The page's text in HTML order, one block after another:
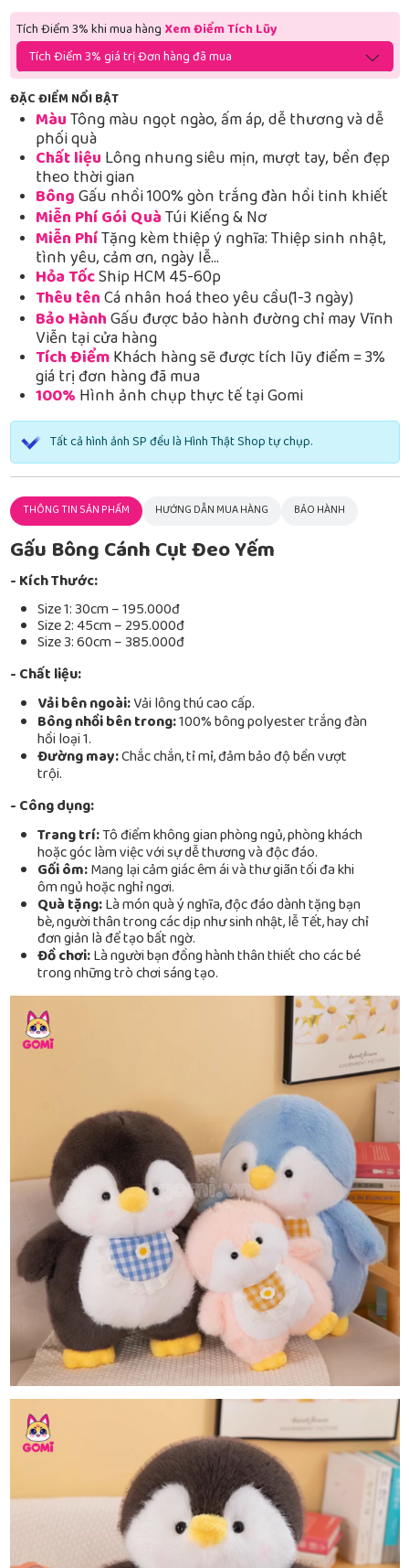
Tích Điểm 3% khi mua hàng Xem Điểm Tích Lũy
Tích Điểm 3% giá trị Đơn hàng đã mua
ĐẶC ĐIỂM NỔI BẬT
MàuTông màu ngọt ngào, ấm áp, dễ thương và dễ
phối quà
Chất liệu Lông nhung siêu mịn, mượt tay, bền đẹp
theo thời gian
BôngGấu nhồi 100% gòn trắng đàn hồi tinh khiết
Miễn Phí Gói QuàTúi Kiếng & Nơ
Miễn PhíTặng kèm thiệp ý nghĩa: Thiệp sinh nhật,
tình yêu, cảm ơn, ngày lễ…
Hỏa TốcShip HCM 45-60p
Thêu tênCá nhân hoá theo yêu cầu(1-3 ngày)
Bảo HànhGấu được bảo hành đường chỉ may Vĩnh
Viễn tại cửa hàng
Tích ĐiểmKhách hàng sẽ được tích lũy điểm = 3%
giá trị đơn hàng đã mua
100% Hình ảnh chụp thực tế tại Gomi
Tất cả hình ảnh SP đều là Hình Thật Shop tự chụp.
THÔNG TIN SẢN PHẨM HƯỚNG DẪN MUA HÀNG BẢO HÀNH
Gấu Bông Cánh Cụt Đeo Yếm
- Kích Thước:
Size 1: 30cm – 195.000đ
Size 2: 45cm – 295.000đ
Size 3: 60cm – 385.000đ
- Chất liệu:
Vải bên ngoài:Vải lông thú cao cấp.
Bông nhồi bên trong:100% bông polyester trắng đàn
hồi loại 1.
Đường may:Chắc chắn, tỉ mỉ, đảm bảo độ bền vượt
trội.
- Công dụng:
Trang trí:Tô điểm không gian phòng ngủ, phòng khách
hoặc góc làm việc với sự dễ thương và độc đáo.
Gối ôm:Mang lại cảm giác êm ái và thư giãn tối đa khi
ôm ngủ hoặc nghỉ ngơi.
Quà tặng:Là món quà ý nghĩa, độc đáo dành tặng bạn
bè, người thân trong các dịp như sinh nhật, lễ Tết, hay chỉ
đơn giản là để tạo bất ngờ.
Đồ chơi:Là người bạn đồng hành thân thiết cho các bé
trong những trò chơi sáng tạo.